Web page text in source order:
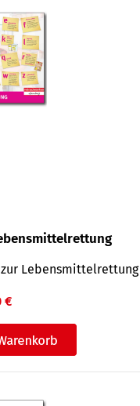
zur Lebensmittelrettung
€